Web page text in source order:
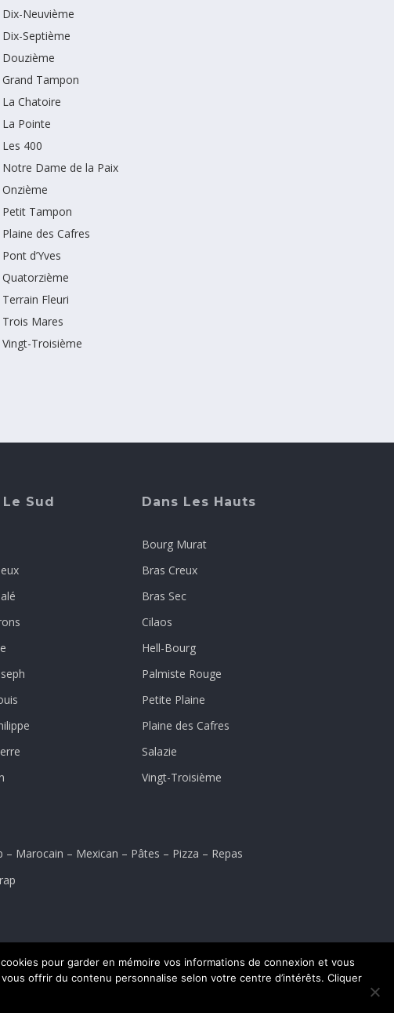
Dix-Neuvième
Dix-Septième
Douzième
Grand Tampon
La Chatoire
La Pointe
Les 400
Notre Dame de la Paix
Onzième
Petit Tampon
Plaine des Cafres
Pont d’Yves
Quatorzième
Terrain Fleuri
Trois Mares
Vingt-Troisième
Le Sud Dans Les Hauts
Bourg Murat
Bras Creux
Bras Sec
Cilaos
Hell-Bourg
Palmiste Rouge
Petite Plaine
Plaine des Cafres
Salazie
Vingt-Troisième
– Marocain – Mexican – Pâtes – Pizza – Repas
pour garder en mémoire vos informations de connexion et vous
offrir du contenu personnalise selon votre centre d’intérêts. Cliquer